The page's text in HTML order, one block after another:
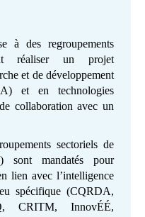
à des regroupements
réaliser un projet
et de développement
et en technologies
collaboration avec un
sectoriels de
sont mandatés pour
lien avec l’intelligence
spécifique (CQRDA,
CRITM, InnovÉÉ,